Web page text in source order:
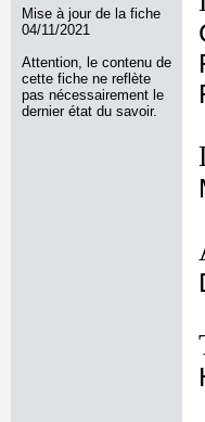
Mise à jour de la fiche
04/11/2021
Attention, le contenu de
cette fiche ne reflète
pas nécessairement le
dernier état du savoir.